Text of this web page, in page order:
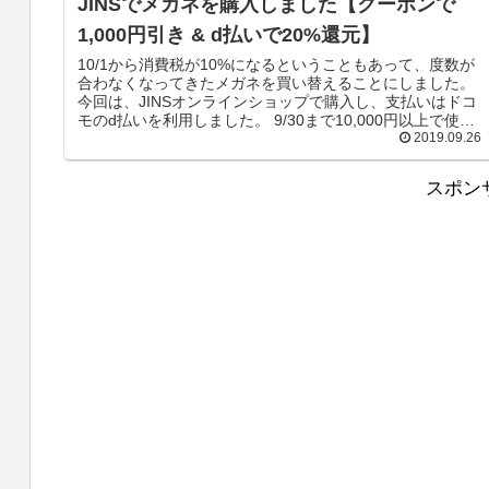
1,000円引き & d払いで20%還元】
10/1から消費税が10%になるということもあって、度数が
合わなくなってきたメガネを買い替えることにしました。
今回は、JINSオンラインショップで購入し、支払いはドコ
モのd払いを利用しました。 9/30まで10,000円以上で使
2019.09.26
スポン